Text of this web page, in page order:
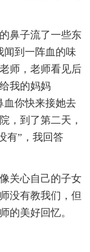
鼻子流了一些东
闻到一阵血的味
师，老师看见后
我的妈妈
血你快来接她去
，到了第二天，
有”，我回答
关心自己的子女
没有教我们，但
的美好回忆。